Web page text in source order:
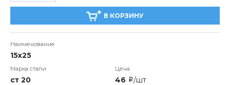
В КОРЗИНУ
15х25
ст 20 46 i/шт